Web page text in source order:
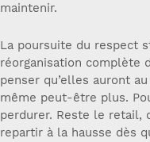
maintenir.
La poursuite du respect
réorganisation complète
penser qu’elles auront
même peut-être plus.
perdurer. Reste le retail,
repartir à la hausse dès